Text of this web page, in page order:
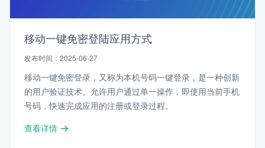
移动一键免密登陆应用方式
发布时间：2025-06-27
移动一键免密登录，又称为本机号码一键登录，是一种创新
的用户验证技术。允许用户通过单一操作，即使用当前手机
号码，快速完成应用的注册或登录过程。
查看详情